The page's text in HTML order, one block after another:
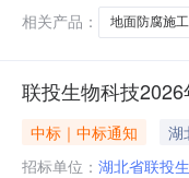
相关产品：
地面防腐施工
联投生物科技
中标｜中标通知 湖
招标单位： 湖北省联投